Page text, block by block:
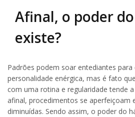
Afinal, o poder
existe?
Padrões podem soar entediantes
personalidade enérgica, mas é fato
com uma rotina e regularidade tende
afinal, procedimentos se aperfeiçoam
diminuídas. Sendo assim, o poder do